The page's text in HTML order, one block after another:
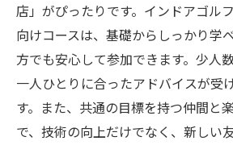
店」がぴったりです。インドアゴル
向けコースは、基礎からしっかり学
方でも安心して参加できます。少人
一人ひとりに合ったアドバイスが受
す。また、共通の目標を持つ仲間と
で、技術の向上だけでなく、新しい